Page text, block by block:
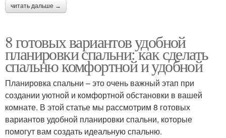
читать дальше →
8 готовых вариантов удобной
планировки спальни: как сделать
спальню комфортной и удобной
Планировка спальни – это очень важный этап при
создании уютной и комфортной обстановки в вашей
комнате. В этой статье мы рассмотрим 8 готовых
вариантов удобной планировки спальни, которые
помогут вам создать идеальную спальню.